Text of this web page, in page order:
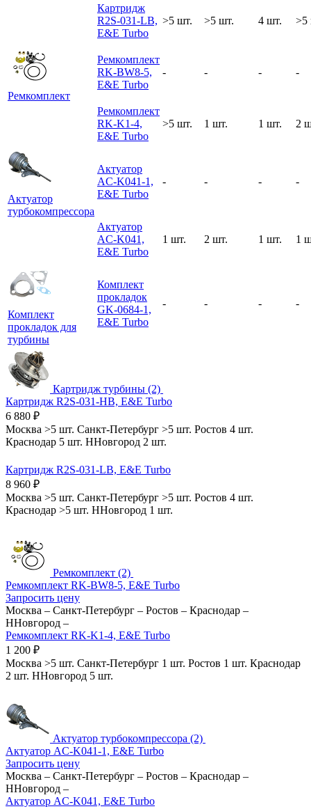
Картридж
R2S-031-LB,
E&E Turbo
>5 шт. >5 шт. 4 шт. >5
Ремкомплект
Ремкомплект
RK-BW8-5,
E&E Turbo
- - - -
Ремкомплект
RK-K1-4,
E&E Turbo
>5 шт. 1 шт. 1 шт. 2
Актуатор
турбокомпрессора
Актуатор
AC-K041-1,
E&E Turbo
- - - -
Актуатор
AC-K041,
E&E Turbo
1 шт. 2 шт. 1 шт. 1
Комплект
прокладок для
турбины
Комплект
прокладок
GK-0684-1,
E&E Turbo
- - - -
Картридж турбины (2)
Картридж R2S-031-HB, E&E Turbo
6 880 ₽
Москва >5 шт. Санкт-Петербург >5 шт. Ростов 4 шт.
Краснодар 5 шт. ННовгород 2 шт.
Картридж R2S-031-LB, E&E Turbo
8 960 ₽
Москва >5 шт. Санкт-Петербург >5 шт. Ростов 4 шт.
Краснодар >5 шт. ННовгород 1 шт.
Ремкомплект (2)
Ремкомплект RK-BW8-5, E&E Turbo
Запросить цену
Москва – Санкт-Петербург – Ростов – Краснодар –
ННовгород –
Ремкомплект RK-K1-4, E&E Turbo
1 200 ₽
Москва >5 шт. Санкт-Петербург 1 шт. Ростов 1 шт. Краснодар
2 шт. ННовгород 5 шт.
Актуатор турбокомпрессора (2)
Актуатор AC-K041-1, E&E Turbo
Запросить цену
Москва – Санкт-Петербург – Ростов – Краснодар –
ННовгород –
Актуатор AC-K041, E&E Turbo